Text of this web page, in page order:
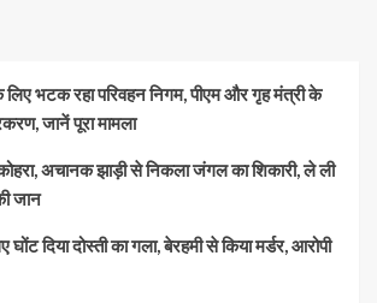
भटक रहा परिवहन निगम, पीएम और गृह मंत्री के
जानें पूरा मामला
अचानक झाड़ी से निकला जंगल का शिकारी, ले ली
जान
दिया दोस्ती का गला, बेरहमी से किया मर्डर, आरोपी